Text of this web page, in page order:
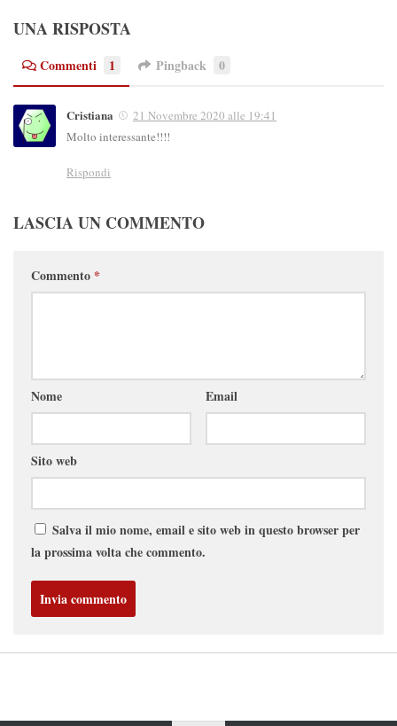
UNA RISPOSTA
Commenti 1 Pingback 0
Cristiana
21 Novembre 2020 alle 19:41
Molto interessante!!!!
Rispondi
LASCIA UN COMMENTO
Commento *
Nome Email
Sito web
Salva il mio nome, email e sito web in questo browser per
la prossima volta che commento.